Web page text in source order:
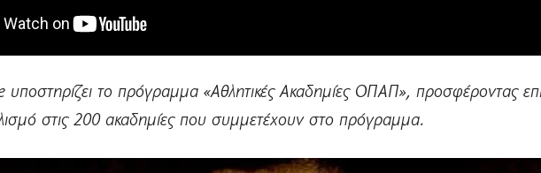
υποστηρίζει το πρόγραμμα «Αθλητικές Ακαδημίες ΟΠΑΠ», προσφέροντας
στις 200 ακαδημίες που συμμετέχουν στο πρόγραμμα.